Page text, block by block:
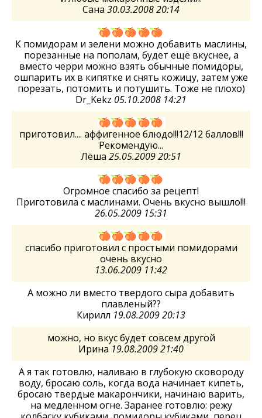
Сана 30.03.2008 20:14
К помидорам и зелени можно добавить маслины,
порезанные на пополам, будет ещё вкуснее, а
вместо черри можно взять обычные помидоры,
ошпарить их в кипятке и снять кожицу, затем уже
порезать, потомить и потушить. Тоже не плохо)
Dr_Kekz 05.10.2008 14:21
приготовил.... аффигенное блюдо!!!12/12 баллов!!!
Рекомендую...
Лёша 25.05.2009 20:51
Огромное спасибо за рецепт!
Приготовила с маслинами. Очень вкусно вышло!!!
26.05.2009 15:31
спасибо приготовил с простыми помидорами
очень вкусно
13.06.2009 11:42
А можно ли вместо твердого сыра добавить
плавленый??
Кирилл 19.08.2009 20:13
можно, но вкус будет совсем другой
Ирина 19.08.2009 21:40
А я так готовлю, наливаю в глубокую сковороду
воду, бросаю соль, когда вода начинает кипеть,
бросаю твердые макарончики, начинаю варить,
на медленном огне. Заранее готовлю: режу